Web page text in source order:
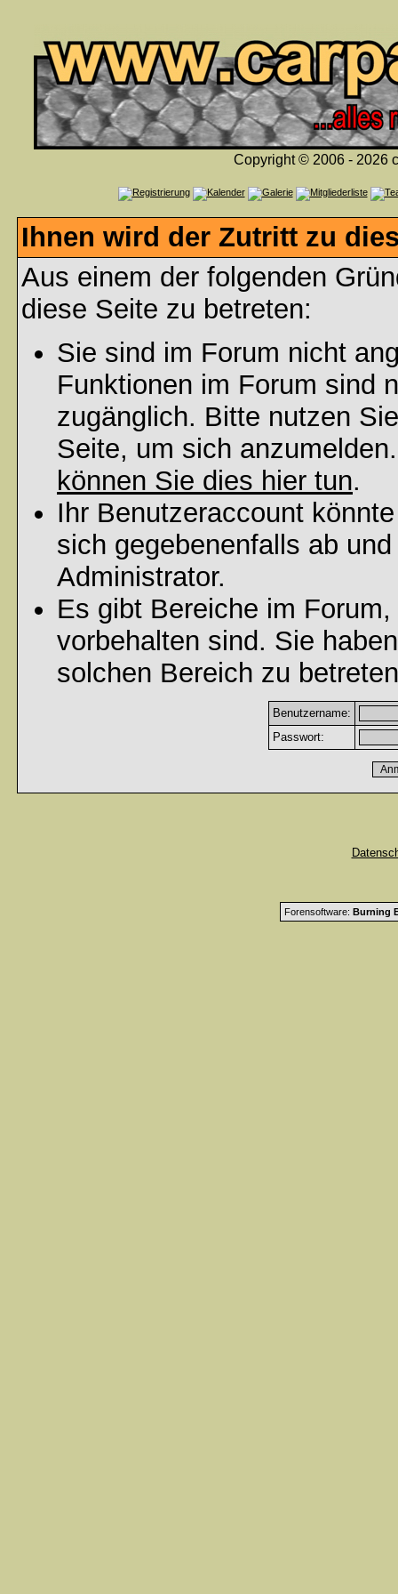
Copyright © 2006 - 2026
Ihnen wird der Zutritt zu
Aus einem der folgenden
diese Seite zu betreten:
Sie sind im Forum nicht
Funktionen im Forum sind
zugänglich. Bitte nutzen
Seite, um sich
können Sie dies hier tun.
Ihr Benutzeraccount
sich gegebenenfalls ab
Administrator.
Es gibt Bereiche im
vorbehalten sind. Sie
solchen Bereich zu
Benutzername:
Passwort:
Forensoftware: Burning